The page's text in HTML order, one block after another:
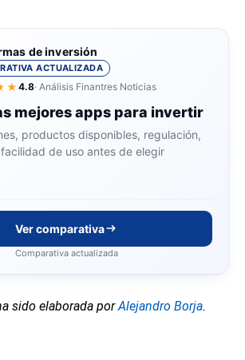
de inversión
ACTUALIZADA
4.8· Análisis Finantres Noticias
mejores apps para invertir
productos disponibles, regulación,
de uso antes de elegir
Ver comparativa
Comparativa actualizada
sido elaborada porAlejandro Borja.